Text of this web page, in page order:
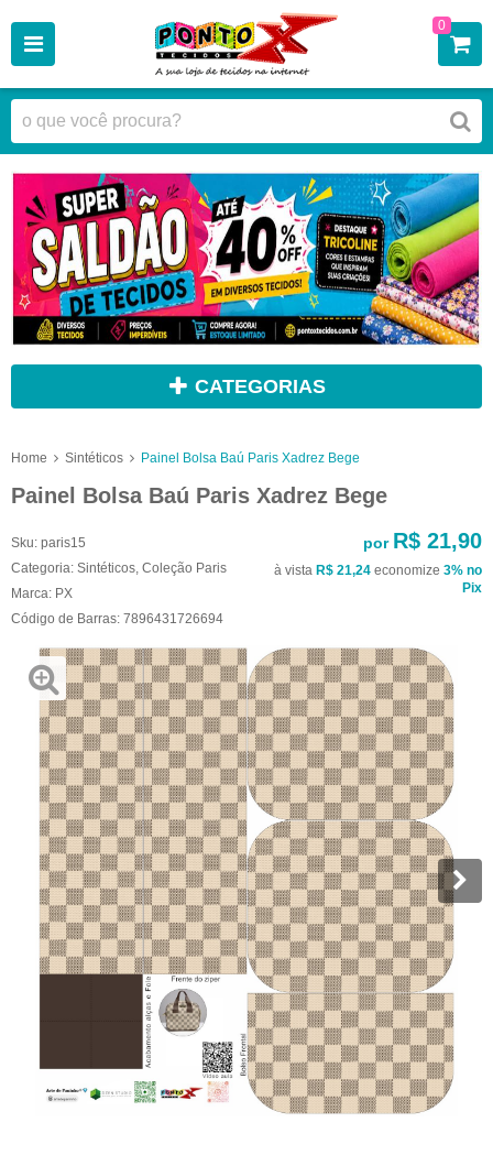
0
CATEGORIAS
Home Sintéticos Painel Bolsa Baú Paris Xadrez Bege
Painel Bolsa Baú Paris Xadrez Bege
Sku: paris15
Categoria: Sintéticos, Coleção Paris
Marca: PX
Código de Barras: 7896431726694
por R$ 21,90
à vista R$ 21,24 economize 3% no
Pix